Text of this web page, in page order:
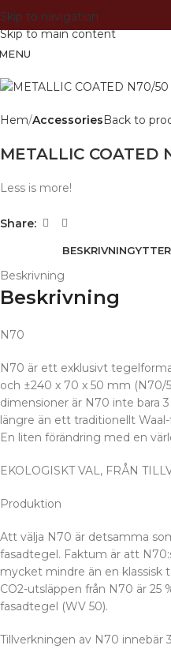
Skip to navigation
Skip to main content
Hem Accessories Back to
METALLIC COATED
Less is more!
Share:
BESKRIVNING
Beskrivning
Beskrivning
N70
N70 är ett exklusivt
och ±240 x 70 x 50 mm (N70/
dimensioner är N70 inte bara
längre än ett traditionellt
En liten förändring med en
EKOLOGISKT VAL, FRÅN
Produktion
Att välja N70 är detsamma
fasadtegel. Faktum är att
mycket mindre än en
CO2-utsläppen från N70 är 25
fasadtegel (WV 50).
Tillverkningen av N70 innebär